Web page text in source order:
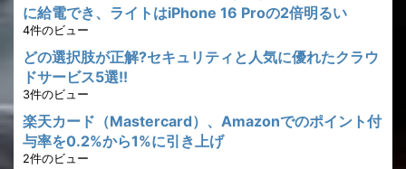
に給電でき、ライトはiPhone 16 Proの2倍明るい
4件のビュー
どの選択肢が正解?セキュリティと人気に優れたクラウ
ドサービス5選!!
3件のビュー
楽天カード（Mastercard）、Amazonでのポイント付
与率を0.2%から1%に引き上げ
2件のビュー